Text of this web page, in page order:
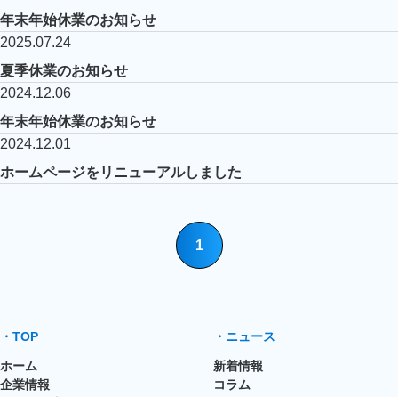
年末年始休業のお知らせ
2025.07.24
夏季休業のお知らせ
2024.12.06
年末年始休業のお知らせ
2024.12.01
ホームページをリニューアルしました
1
・TOP
ホーム
企業情報
・ニュース
新着情報
コラム